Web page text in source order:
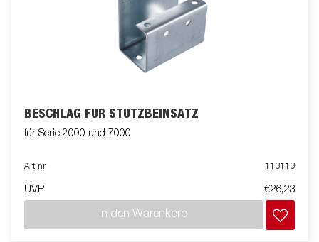
BESCHLAG FÜR STÜTZBEINSATZ
für Serie 2000 und 7000
Art nr 113113
UVP €26,23
In den Warenkorb